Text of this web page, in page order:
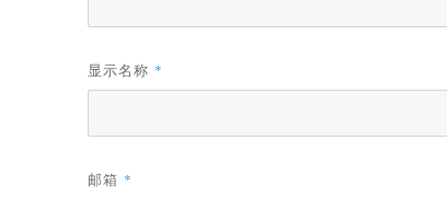
显示名称 *
邮箱 *